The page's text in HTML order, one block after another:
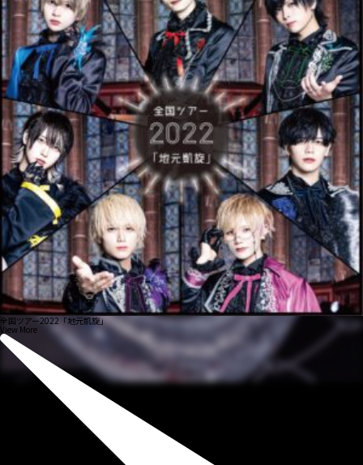
全国ツアー2022「地元凱旋」
View More